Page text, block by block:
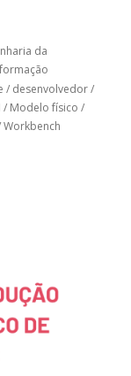
da
/ desenvolvedor/
/ Modelo físico /
Workbench